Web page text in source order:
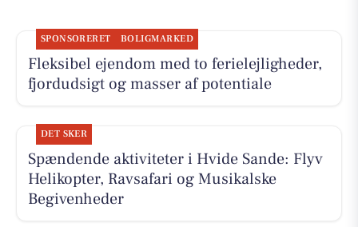
SPONSORERET BOLIGMARKED
Fleksibel ejendom med to ferielejligheder,
fjordudsigt og masser af potentiale
DET SKER
Spændende aktiviteter i Hvide Sande: Flyv
Helikopter, Ravsafari og Musikalske
Begivenheder